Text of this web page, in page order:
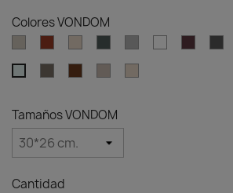
Colores VONDOM
Tamaños VONDOM
Cantidad